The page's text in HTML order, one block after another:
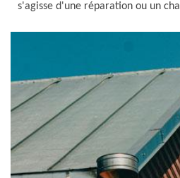
s'agisse d'une réparation ou un